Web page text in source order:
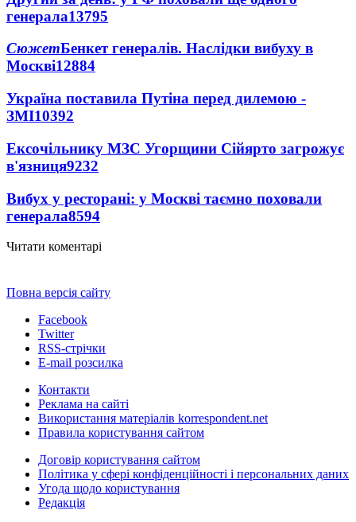
генерала13795
СюжетБенкет генералів. Наслідки вибуху в
Москві12884
Україна поставила Путіна перед дилемою -
ЗМІ10392
Ексочільнику МЗС Угорщини Сійярто загрожує
в'язниця9232
Вибух у ресторані: у Москві таємно поховали
генерала8594
Читати коментарі
Повна версія сайту
Facebook
Twitter
RSS-стрічки
E-mail розсилка
Контакти
Реклама на сайті
Використання матеріалів korrespondent.net
Правила користування сайтом
Договір користування сайтом
Політика у сфері конфіденційності і персональних даних
Угода щодо користування
Редакція